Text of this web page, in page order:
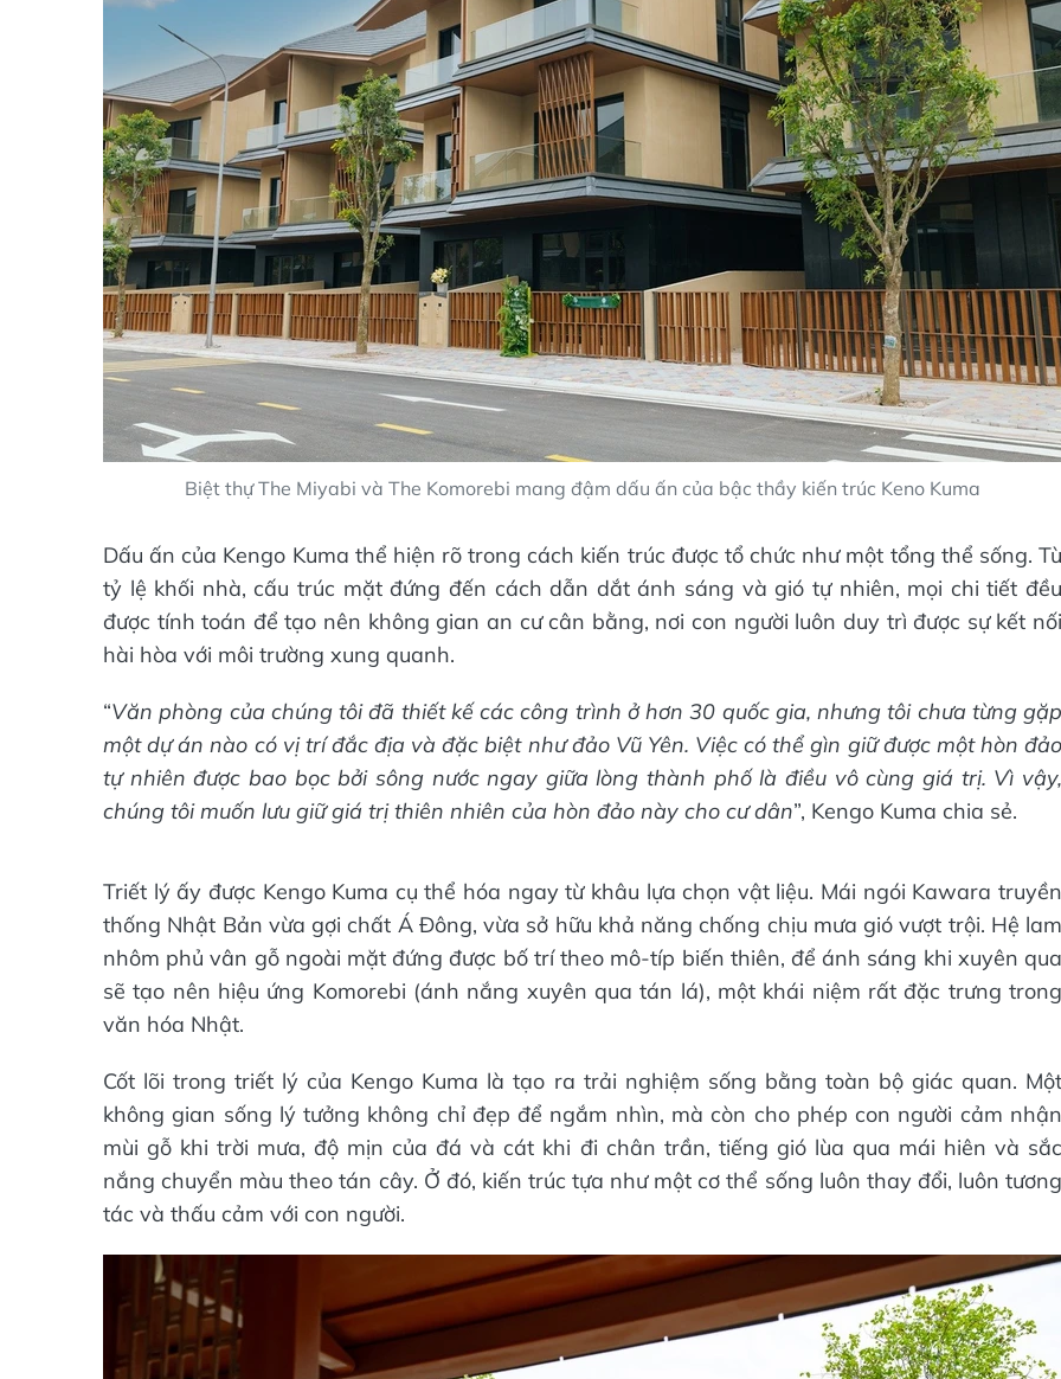
Biệt thự The Miyabi và The Komorebi mang đậm dấu ấn của bậc thầy kiến trúc Keno Kuma
Dấu ấn của Kengo Kuma thể hiện rõ trong cách kiến trúc được tổ chức như một tổng thể sống. Từ
tỷ lệ khối nhà, cấu trúc mặt đứng đến cách dẫn dắt ánh sáng và gió tự nhiên, mọi chi tiết đều
được tính toán để tạo nên không gian an cư cân bằng, nơi con người luôn duy trì được sự kết nối
hài hòa với môi trường xung quanh.
“Văn phòng của chúng tôi đã thiết kế các công trình ở hơn 30 quốc gia, nhưng tôi chưa từng gặp
một dự án nào có vị trí đắc địa và đặc biệt như đảo Vũ Yên. Việc có thể gìn giữ được một hòn đảo
tự nhiên được bao bọc bởi sông nước ngay giữa lòng thành phố là điều vô cùng giá trị. Vì vậy,
chúng tôi muốn lưu giữ giá trị thiên nhiên của hòn đảo này cho cư dân”, Kengo Kuma chia sẻ.
Triết lý ấy được Kengo Kuma cụ thể hóa ngay từ khâu lựa chọn vật liệu. Mái ngói Kawara truyền
thống Nhật Bản vừa gợi chất Á Đông, vừa sở hữu khả năng chống chịu mưa gió vượt trội. Hệ lam
nhôm phủ vân gỗ ngoài mặt đứng được bố trí theo mô-típ biến thiên, để ánh sáng khi xuyên qua
sẽ tạo nên hiệu ứng Komorebi (ánh nắng xuyên qua tán lá), một khái niệm rất đặc trưng trong
văn hóa Nhật.
Cốt lõi trong triết lý của Kengo Kuma là tạo ra trải nghiệm sống bằng toàn bộ giác quan. Một
không gian sống lý tưởng không chỉ đẹp để ngắm nhìn, mà còn cho phép con người cảm nhận
mùi gỗ khi trời mưa, độ mịn của đá và cát khi đi chân trần, tiếng gió lùa qua mái hiên và sắc
nắng chuyển màu theo tán cây. Ở đó, kiến trúc tựa như một cơ thể sống luôn thay đổi, luôn tương
tác và thấu cảm với con người.